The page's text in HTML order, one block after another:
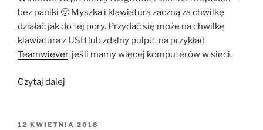
bez paniki 🙂 Myszka i klawiatura zaczną za chwilkę
działać jak do tej pory. Przydać się może na chwilkę
klawiatura z USB lub zdalny pulpit, na przykład
Teamwiever, jeśli mamy więcej komputerów w sieci.
Czytaj dalej
Windows
OPUBLIKOWANE
12 KWIETNIA 2018